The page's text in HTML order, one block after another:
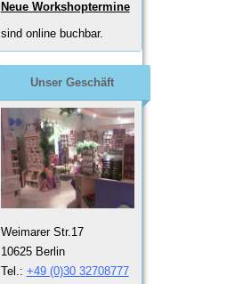
Neue Workshoptermine
sind online buchbar.
Unser Geschäft
Weimarer Str.17
10625 Berlin
Tel.: +49 (0)30 32708777